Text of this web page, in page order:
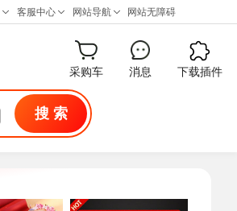
采购车 消息 下载插件
搜 索